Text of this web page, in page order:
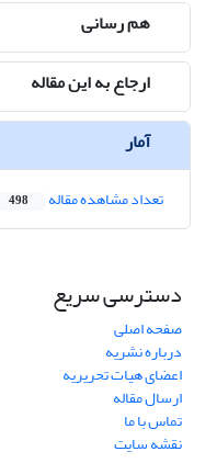
هم رسانی
ارجاع به این مقاله
آمار
تعداد مشاهده مقاله 498
دسترسی سریع
صفحه اصلی
درباره نشریه
اعضای هیات تحریریه
ارسال مقاله
تماس با ما
نقشه سایت